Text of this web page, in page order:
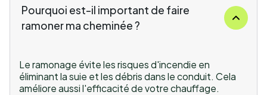
Pourquoi est-il important de faire
ramoner ma cheminée ?
Le ramonage évite les risques d'incendie en
éliminant la suie et les débris dans le conduit. Cela
améliore aussi l'efficacité de votre chauffage.